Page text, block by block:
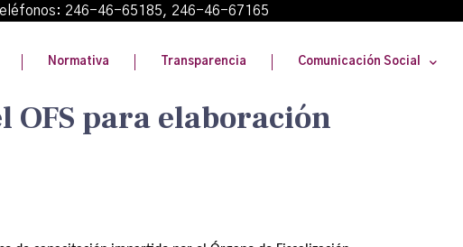
246-46-65185, 246-46-67165
Normativa Transparencia Comunicación Social
OFS para elaboración